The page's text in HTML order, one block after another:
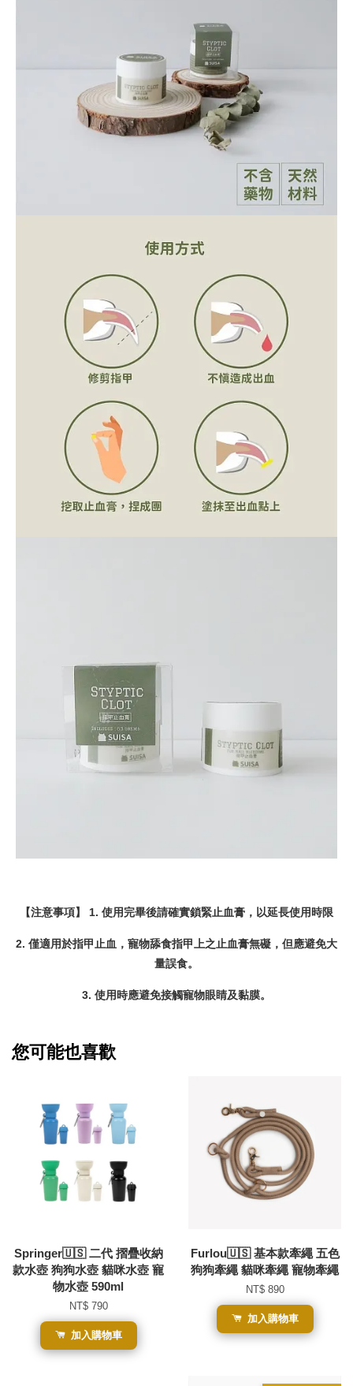
【注意事項】 1. 使用完畢後請確實鎖緊止血膏，以延長使用時限
2. 僅適用於指甲止血，寵物舔食指甲上之止血膏無礙，但應避免大
量誤食。
3. 使用時應避免接觸寵物眼睛及黏膜。
您可能也喜歡
Springer🇺🇸 二代 摺疊收納
款水壺 狗狗水壺 貓咪水壺 寵
物水壺 590ml
NT$ 790
加入購物車
Furlou🇺🇸 基本款牽繩 五色
狗狗牽繩 貓咪牽繩 寵物牽繩
NT$ 890
加入購物車